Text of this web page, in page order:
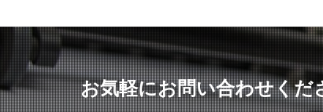
お気軽にお問い合わせくだ